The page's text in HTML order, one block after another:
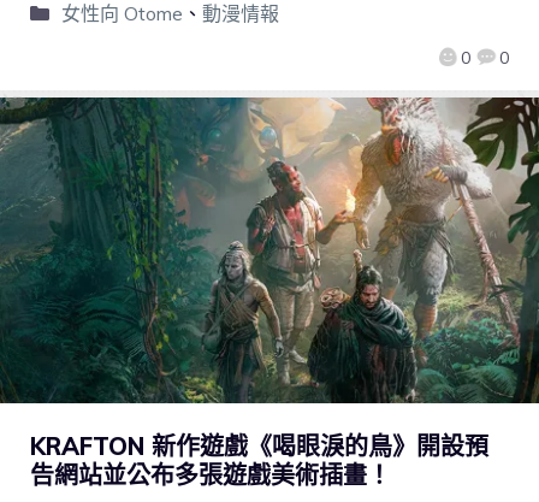
0 0
女性向 Otome 、 動漫情報
KRAFTON 新作遊戲《喝眼淚的鳥》開設預
告網站並公布多張遊戲美術插畫！